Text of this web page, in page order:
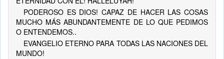
PODEROSO ES DIOS! CAPAZ DE HACER LAS COSAS
MUCHO MÁS ABUNDANTEMENTE DE LO QUE PEDIMOS
O ENTENDEMOS..
EVANGELIO ETERNO PARA TODAS LAS NACIONES DEL
MUNDO!